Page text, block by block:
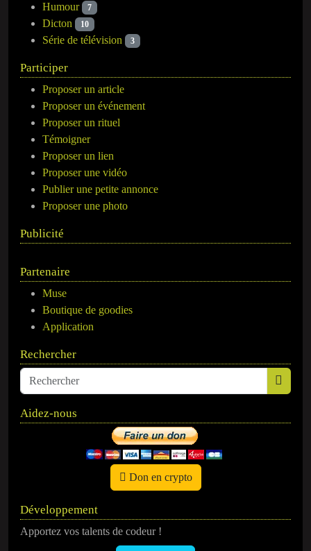
Humour 7
Dicton 10
Série de télévision 3
Participer
Proposer un article
Proposer un événement
Proposer un rituel
Témoigner
Proposer un lien
Proposer une vidéo
Publier une petite annonce
Proposer une photo
Publicité
Partenaire
Muse
Boutique de goodies
Application
Rechercher
Aidez-nous
Don en crypto
Développement
Apportez vos talents de codeur !